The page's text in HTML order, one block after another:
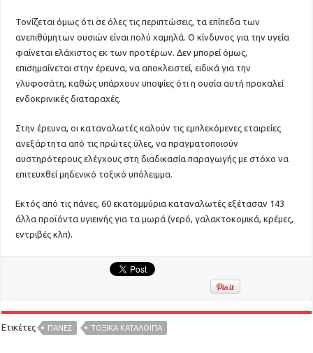
Τονίζεται όμως ότι σε όλες τις περιπτώσεις, τα επίπεδα των
ανεπιθύμητων ουσιών είναι πολύ χαμηλά. Ο κίνδυνος για την υγεία
φαίνεται ελάχιστος εκ των προτέρων. Δεν μπορεί όμως,
επισημαίνεται στην έρευνα, να αποκλειστεί, ειδικά για την
γλυφοσάτη, καθώς υπάρχουν υποψίες ότι η ουσία αυτή προκαλεί
ενδοκρινικές διαταραχές.
Στην έρευνα, οι καταναλωτές καλούν τις εμπλεκόμενες εταιρείες
ανεξάρτητα από τις πρώτες ύλες, να πραγματοποιούν
αυστηρότερους ελέγχους στη διαδικασία παραγωγής με στόχο να
επιτευχθεί μηδενικό τοξικό υπόλειμμα.
Εκτός από τις πάνες, 60 εκατομμύρια καταναλωτές εξέτασαν 143
άλλα προϊόντα υγιεινής για τα μωρά (νερό, γαλακτοκομικά, κρέμες,
εντριβές κλπ).
Ετικέτες ΠΆΝΕΣ ΤΟΞΙΚΆ ΚΑΤΆΛΟΙΠΑ